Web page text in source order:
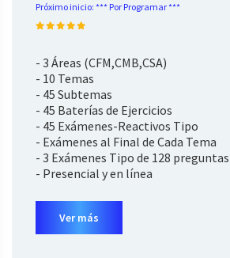
Próximo inicio: *** Por Programar ***
- 3 Áreas (CFM,CMB,CSA)
- 10 Temas
- 45 Subtemas
- 45 Baterías de Ejercicios
- 45 Exámenes-Reactivos Tipo
- Exámenes al Final de Cada Tema
- 3 Exámenes Tipo de 128 preguntas
- Presencial y en línea
Ver más